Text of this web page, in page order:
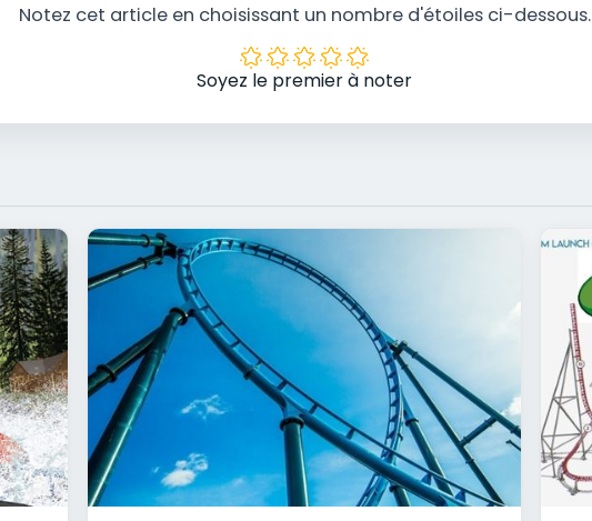
Notez cet article en choisissant un nombre d'étoiles ci-dessous.
Soyez le premier à noter